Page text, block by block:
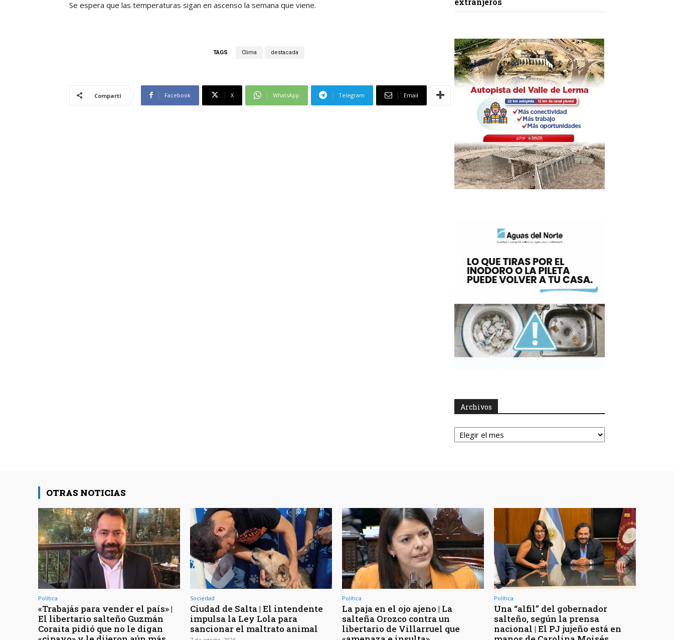
Se espera que las temperaturas sigan en ascenso la semana que viene.
TAGS Clima destacada
Compartí Facebook X WhatsApp Telegram Email
Archivos
Archivos
OTRAS NOTICIAS
Política
«Trabajás para vender el país» |
El libertario salteño Guzmán
Coraita pidió que no le digan
Sociedad
Ciudad de Salta | El intendente
impulsa la Ley Lola para
sancionar el maltrato animal
Política
La paja en el ojo ajeno | La
salteña Orozco contra un
libertario de Villarruel que
Política
Una “alfil” del gobernador
salteño, según la prensa
nacional | El PJ jujeño está en